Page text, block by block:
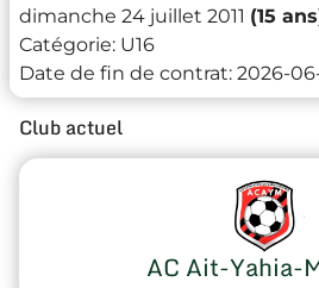
dimanche 24 juillet 2011 (15
Catégorie: U16
Date de fin de contrat: 2026-
Club actuel
AC Ait-Yahia-